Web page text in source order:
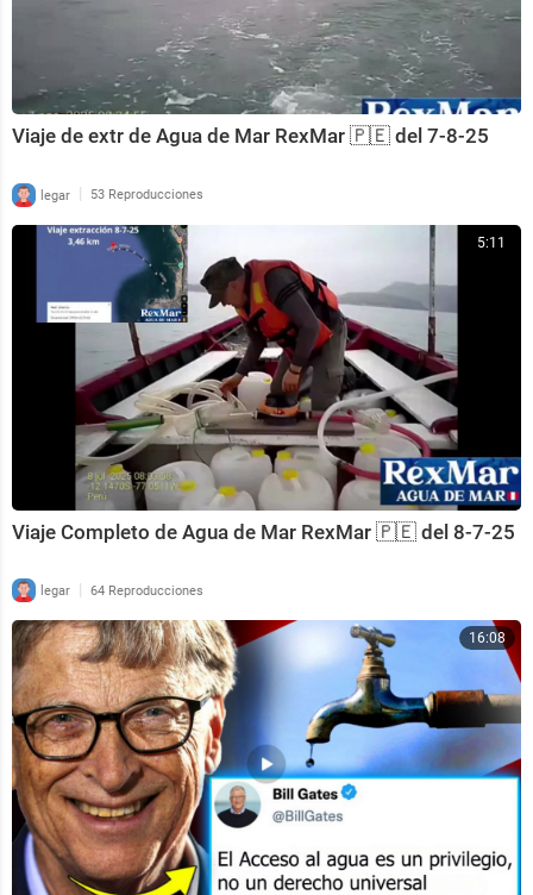
Viaje de extr de Agua de Mar RexMar 🇵🇪 del 7-8-25
legar | 53 Reproducciones
5:11
Viaje Completo de Agua de Mar RexMar 🇵🇪 del 8-7-25
legar | 64 Reproducciones
16:08